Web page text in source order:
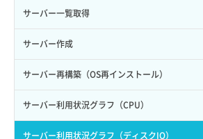
サーバー一覧取得
サーバー作成
サーバー再構築（OS再インストール）
サーバー利用状況グラフ（CPU）
サーバー利用状況グラフ（ディスクIO）